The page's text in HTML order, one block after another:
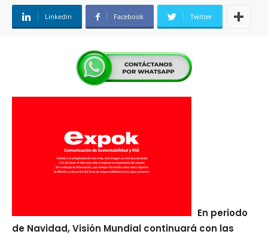
Linkedin Facebook Twitter
En periodo
de Navidad, Visión Mundial continuará con las